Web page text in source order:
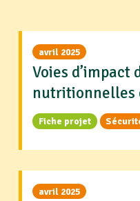
avril 2025
Voies
nutritionnelles
Fiche projet
avril 2025